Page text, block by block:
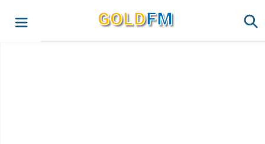
GOLDFM